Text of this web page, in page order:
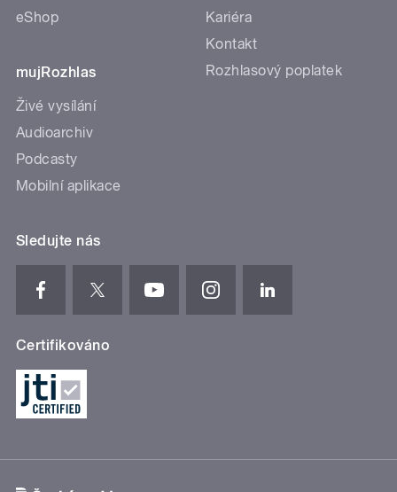
eShop
mujRozhlas
Živé vysílání
Audioarchiv
Podcasty
Mobilní aplikace
Kariéra
Kontakt
Rozhlasový poplatek
Sledujte nás
Certifikováno